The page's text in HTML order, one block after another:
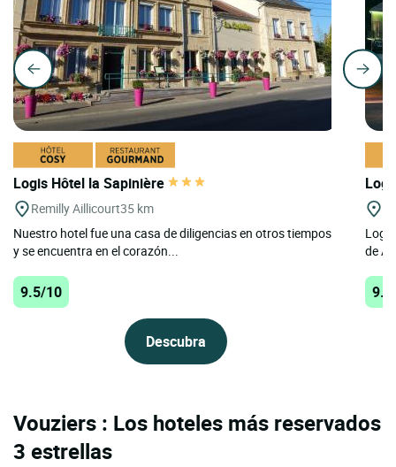
Logis Hôtel la Sapinière
Remilly Aillicourt35 km
Nuestro hotel fue una casa de diligencias en otros tiempos
y se encuentra en el corazón...
9.5/10
Descubra
de
Vouziers : Los hoteles más reservados
3 estrellas